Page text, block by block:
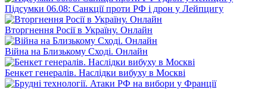
Підсумки 06.08: Санкції проти РФ і дрон у Лейпцигу
Вторгнення Росії в Україну. Онлайн
Війна на Близькому Сході. Онлайн
Бенкет генералів. Наслідки вибуху в Москві